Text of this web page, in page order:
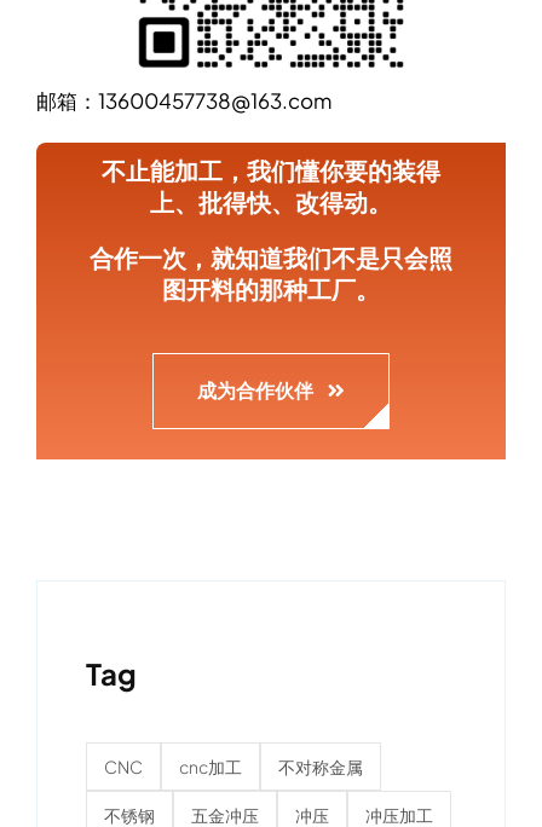
邮箱：13600457738@163.com
不止能加工，我们懂你要的装得
上、批得快、改得动。
合作一次，就知道我们不是只会照
图开料的那种工厂。
成为合作伙伴
Tag
CNC cnc加工 不对称金属
不锈钢 五金冲压 冲压 冲压加工